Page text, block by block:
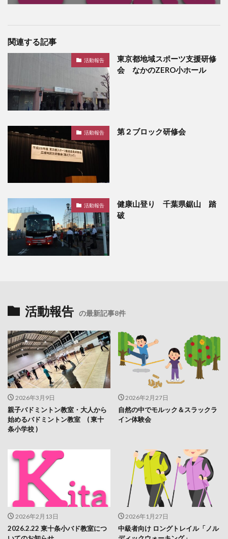
関連する記事
活動報告
東京都地域スポーツ支援研修
会 なかのZERO小ホール
活動報告 第２ブロック研修会
活動報告
健康山登り 千葉県鋸山 踏
破
活動報告 の最新記事8件
2026年3月9日
親子バドミントン教室・大人から
始めるバドミントン教室 ( 東十
条小学校 )
2026年2月27日
自然の中でモルック＆スラックラ
イン体験会
2026年2月13日
2026.2.22 東十条小バド教室につ
2026年1月27日
中級者向け ロングトレイル「ノル